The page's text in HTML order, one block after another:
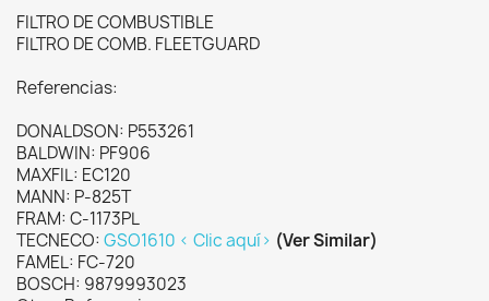
FILTRO DE COMBUSTIBLE
FILTRO DE COMB. FLEETGUARD
Referencias:
DONALDSON: P553261
BALDWIN: PF906
MAXFIL: EC120
MANN: P-825T
FRAM: C-1173PL
TECNECO: GSO1610 < Clic aquí> (Ver Similar)
FAMEL: FC-720
BOSCH: 9879993023